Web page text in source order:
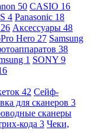
50 CASIO 16
4 Panasonic 18
26 Аксессуары 48
Hero 27 Samsung
38
1 SONY 9
42 Сейф-
для сканеров 3
сканеры
кода 3 Чеки,